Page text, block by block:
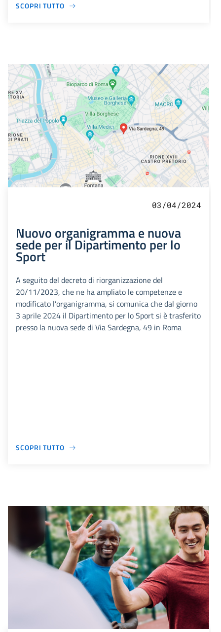
SCOPRI TUTTO
03/04/2024
Nuovo organigramma e nuova
sede per il Dipartimento per lo
Sport
A seguito del decreto di riorganizzazione del
20/11/2023, che ne ha ampliato le competenze e
modificato l’organigramma, si comunica che dal giorno
3 aprile 2024 il Dipartimento per lo Sport si è trasferito
presso la nuova sede di Via Sardegna, 49 in Roma
SCOPRI TUTTO